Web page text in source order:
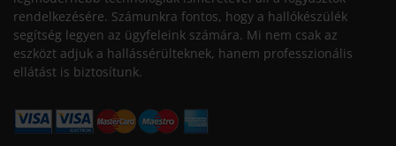
rendelkezésére. Számunkra fontos, hogy a hallókészülék
segítség legyen az ügyfeleink számára. Mi nem csak az
eszközt adjuk a hallássérülteknek, hanem professzionális
ellátást is biztosítunk.